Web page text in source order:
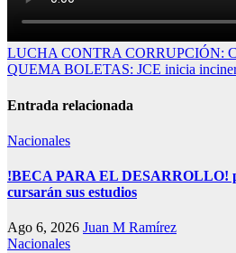
Navegación
de
entradas
LUCHA CONTRA CORRUPCIÓN:
QUEMA BOLETAS: JCE inicia
Entrada relacionada
Nacionales
!BECA PARA EL DESARROLLO!
cursarán sus estudios
Ago 6, 2026 Juan M Ramírez
Nacionales